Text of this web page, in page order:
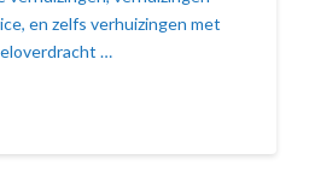
en zelfs verhuizingen met
…